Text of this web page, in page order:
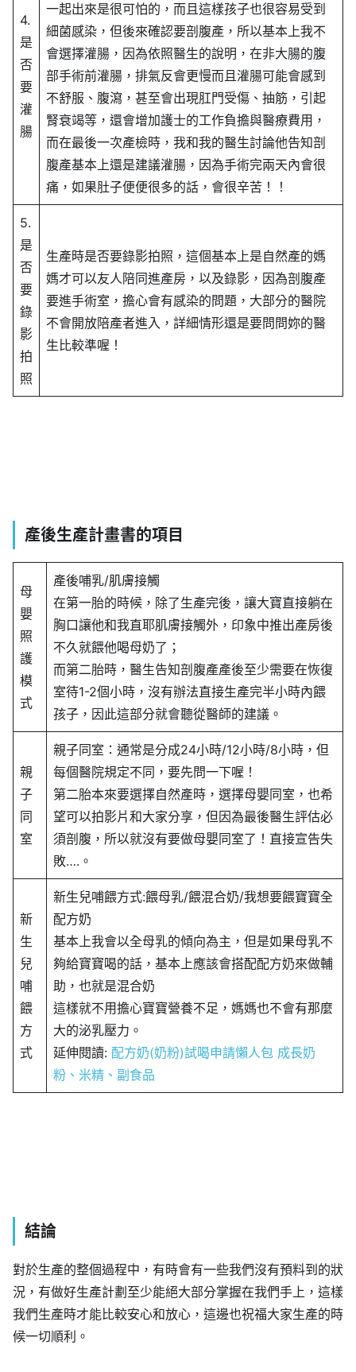
4.
是
否
要
灌
腸
一起出來是很可怕的，而且這樣孩子也很容易受到
細菌感染，但後來確認要剖腹產，所以基本上我不
會選擇灌腸，因為依照醫生的說明，在非大腸的腹
部手術前灌腸，排氣反會更慢而且灌腸可能會感到
不舒服、腹瀉，甚至會出現肛門受傷、抽筋，引起
腎衰竭等，還會增加護士的工作負擔與醫療費用，
而在最後一次產檢時，我和我的醫生討論他告知剖
腹產基本上還是建議灌腸，因為手術完兩天內會很
痛，如果肚子便便很多的話，會很辛苦！！
5.
是
否
要
錄
影
拍
照
生產時是否要錄影拍照，這個基本上是自然產的媽
媽才可以友人陪同進產房，以及錄影，因為剖腹產
要進手術室，擔心會有感染的問題，大部分的醫院
不會開放陪產者進入，詳細情形還是要問問妳的醫
生比較準喔！
產後生產計畫書的項目
母
嬰
照
護
模
式
產後哺乳/肌膚接觸
在第一胎的時候，除了生產完後，讓大寶直接躺在
胸口讓他和我直耶肌膚接觸外，印象中推出產房後
不久就餵他喝母奶了；
而第二胎時，醫生告知剖腹產產後至少需要在恢復
室待1-2個小時，沒有辦法直接生產完半小時內餵
孩子，因此這部分就會聽從醫師的建議。
親
子
同
室
親子同室：通常是分成24小時/12小時/8小時，但
每個醫院規定不同，要先問一下喔！
第二胎本來要選擇自然產時，選擇母嬰同室，也希
望可以拍影片和大家分享，但因為最後醫生評估必
須剖腹，所以就沒有要做母嬰同室了！直接宣告失
敗….。
新
生
兒
哺
餵
方
式
新生兒哺餵方式:餵母乳/餵混合奶/我想要餵寶寶全
配方奶
基本上我會以全母乳的傾向為主，但是如果母乳不
夠給寶寶喝的話，基本上應該會搭配配方奶來做輔
助，也就是混合奶
這樣就不用擔心寶寶營養不足，媽媽也不會有那麼
大的泌乳壓力。
延伸閱讀: 配方奶(奶粉)試喝申請懶人包 成長奶
粉、米精、副食品
結論
對於生產的整個過程中，有時會有一些我們沒有預料到的狀
況，有做好生產計劃至少能絕大部分掌握在我們手上，這樣
我們生產時才能比較安心和放心，這邊也祝福大家生產的時
候一切順利。